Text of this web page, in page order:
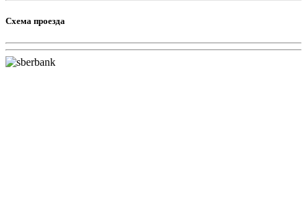
Схема проезда